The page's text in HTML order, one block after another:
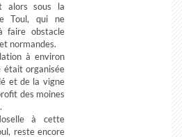
alors sous la
Toul, qui ne
faire obstacle
normandes.
à environ
était organisée
et de la vigne
des moines
à cette
reste encore